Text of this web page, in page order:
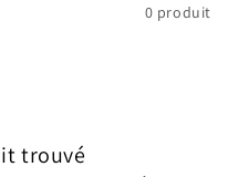
0 produit
trouvé